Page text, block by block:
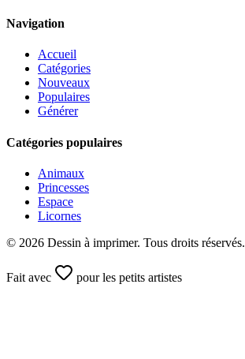
Navigation
Accueil
Catégories
Nouveaux
Populaires
Générer
Catégories populaires
Animaux
Princesses
Espace
Licornes
© 2026 Dessin à imprimer. Tous droits réservés.
Fait avec pour les petits artistes